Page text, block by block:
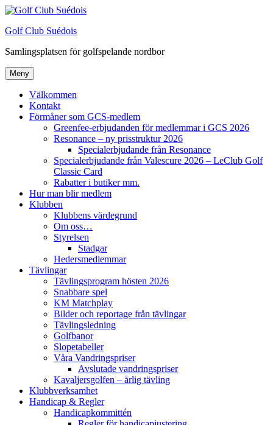
Hoppa
innehåll
Golf Club Suédois
Samlingsplatsen för golfspelande nordbor
Meny
Välkommen
Kontakt
Förmåner som GCS-medlem
Greenfee-erbjudanden för medlemmar i GCS 2026
Resonance – ny prisstruktur 2026
Specialerbjudande från Resonance
Specialerbjudande från Valescure 2026 – LeClub Golf
Classic Card
Rabatter i butiker mm.
Hur man blir medlem
Klubben
Klubbens värdegrund
Om oss…
Styrelsen
Stadgar
Hedersmedlemmar
Tävlingar
Tävlingsprogram hösten 2026
Snabbare spel
KM Matchplay
Bilder och reportage från tävlingar
Tävlingsledning
Golfbanor
Slopetabeller
Våra Vandringspriser
Avslutade vandringspriser
Kavaljersgolfen – årlig tävling
Klubbverksamhet
Handicap & Regler
Handicapkommittén